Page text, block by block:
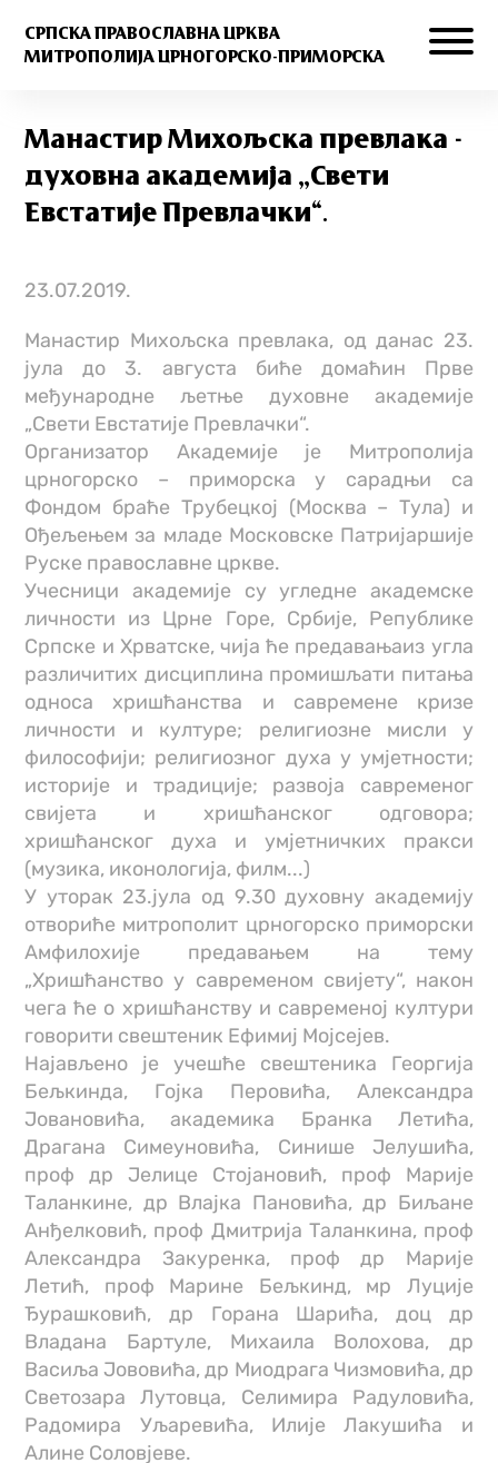
СРПСКА ПРАВОСЛАВНА ЦРКВА
МИТРОПОЛИЈА ЦРНОГОРСКО-ПРИМОРСКА
Манастир Михољска превлака -
духовнa академијa „Свети
Евстатије Превлачки“.
23.07.2019.
Манастир Михољска превлака, од данас 23.
јула до 3. августа биће домаћин Прве
међународне љетње духовне академије
„Свети Евстатије Превлачки“.
Организатор Академије је Митрополија
црногорско – приморска у сарадњи са
Фондом браће Трубецкој (Москва – Тула) и
Ођељењем за младе Московске Патријаршије
Руске православне цркве.
Учесници академије су угледне академске
личности из Црне Горе, Србије, Републике
Српске и Хрватске, чија ће предавањаиз угла
различитих дисциплина промишљати питања
односа хришћанства и савремене кризе
личности и културе; религиозне мисли у
философији; религиозног духа у умјетности;
историје и традиције; развоја савременог
свијета и хришћанског одговора;
хришћанског духа и умјетничких пракси
(музика, иконологија, филм...)
У уторак 23.јула од 9.30 духовну академију
отвориће митрополит црногорско приморски
Амфилохије предавањем на тему
„Хришћанство у савременом свијету“, након
чега ће о хришћанству и савременој култури
говорити свештеник Ефимиј Мојсејев.
Најављено је учешће свештеника Георгија
Бељкинда, Гојка Перовића, Александра
Јовановића, академика Бранка Летића,
Драгана Симеуновића, Синише Јелушића,
проф др Јелице Стојановић, проф Марије
Таланкине, др Влајка Пановића, др Биљане
Анђелковић, проф Дмитрија Таланкина, проф
Александра Закуренка, проф др Марије
Летић, проф Марине Бељкинд, мр Луције
Ђурашковић, др Горана Шарића, доц др
Владана Бартуле, Михаила Волохова, др
Васиља Јововића, др Миодрага Чизмовића, др
Светозара Лутовца, Селимира Радуловића,
Радомира Уљаревића, Илије Лакушића и
Алине Соловјеве.